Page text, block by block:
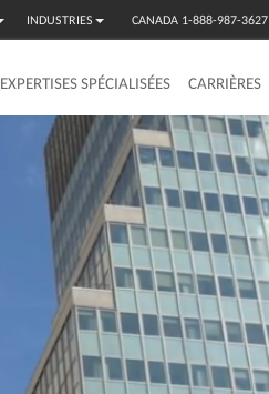
INDUSTRIES CANADA 1-888-987-3627
EXPERTISES SPÉCIALISÉES CARRIÈRES